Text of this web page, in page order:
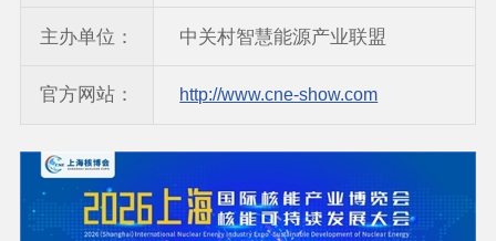
主办单位： 中关村智慧能源产业联盟
官方网站： http://www.cne-show.com